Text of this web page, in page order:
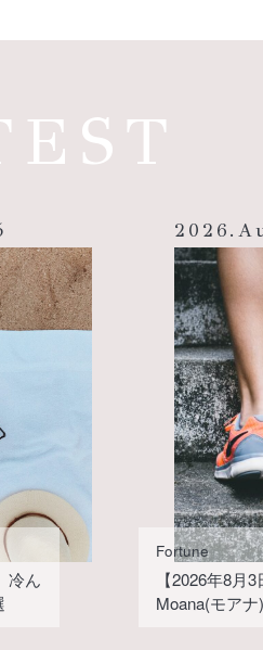
冷ん
2026.
Fortune
【2026年8月
Moana(モア